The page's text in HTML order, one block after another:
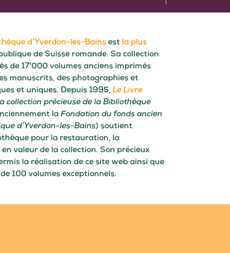
d’Yverdon-les-Bains est la plus
de Suisse romande. Sa collection
de 17'000 volumes anciens imprimés
manuscrits, des photographies et
et uniques. Depuis 1995, Le Livre
collection précieuse de la Bibliothèque
la Fondation du fonds ancien
d’Yverdon-les-Bains) soutient
pour la restauration, la
valeur de la collection. Son précieux
la réalisation de ce site web ainsi que
100 volumes exceptionnels.